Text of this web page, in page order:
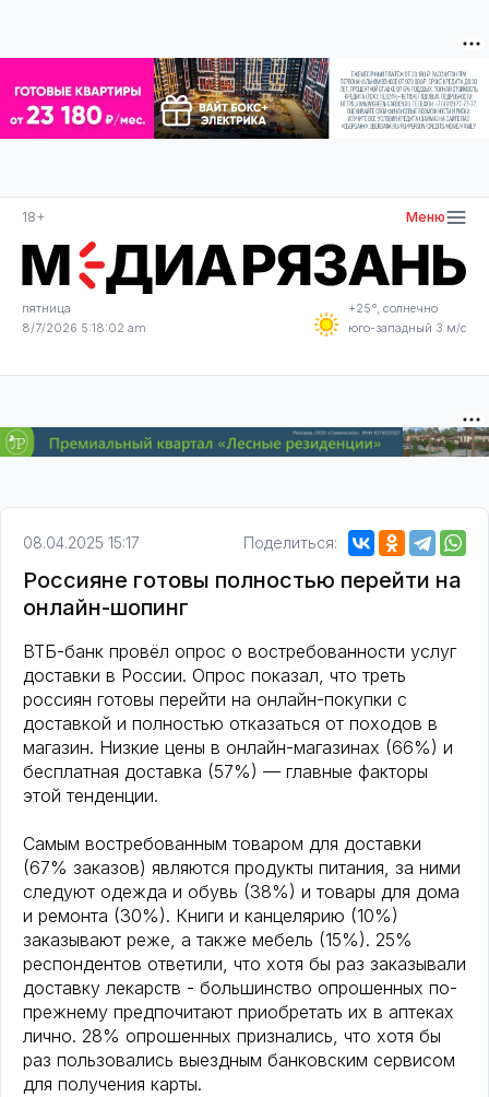
18+ Меню
пятница
8/7/2026 5:18:02 am
+25°, солнечно
юго-западный 3 м/с
08.04.2025 15:17 Поделиться:
Россияне готовы полностью перейти на
онлайн-шопинг
ВТБ-банк провёл опрос о востребованности услуг
доставки в России. Опрос показал, что треть
россиян готовы перейти на онлайн-покупки с
доставкой и полностью отказаться от походов в
магазин. Низкие цены в онлайн-магазинах (66%) и
бесплатная доставка (57%) — главные факторы
этой тенденции.
Самым востребованным товаром для доставки
(67% заказов) являются продукты питания, за ними
следуют одежда и обувь (38%) и товары для дома
и ремонта (30%). Книги и канцелярию (10%)
заказывают реже, а также мебель (15%). 25%
респондентов ответили, что хотя бы раз заказывали
доставку лекарств - большинство опрошенных по-
прежнему предпочитают приобретать их в аптеках
лично. 28% опрошенных признались, что хотя бы
раз пользовались выездным банковским сервисом
для получения карты.